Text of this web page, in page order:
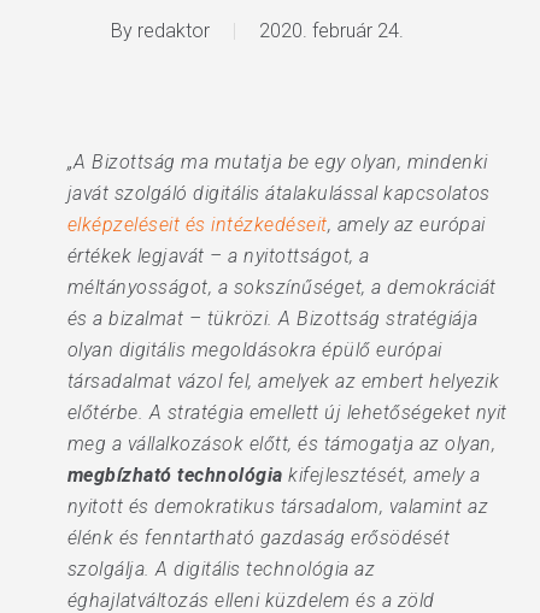
By redaktor 2020. február 24.
„A Bizottság ma mutatja be egy olyan, mindenki
javát szolgáló digitális átalakulással kapcsolatos
elképzeléseit és intézkedéseit, amely az európai
értékek legjavát – a nyitottságot, a
méltányosságot, a sokszínűséget, a demokráciát
és a bizalmat – tükrözi. A Bizottság stratégiája
olyan digitális megoldásokra épülő európai
társadalmat vázol fel, amelyek az embert helyezik
előtérbe. A stratégia emellett új lehetőségeket nyit
meg a vállalkozások előtt, és támogatja az olyan,
megbízható technológia kifejlesztését, amely a
nyitott és demokratikus társadalom, valamint az
élénk és fenntartható gazdaság erősödését
szolgálja. A digitális technológia az
éghajlatváltozás elleni küzdelem és a zöld